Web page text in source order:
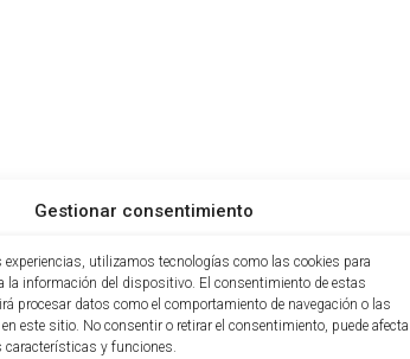
Gestionar consentimiento
experiencias, utilizamos tecnologías como las cookies para
la información del dispositivo. El consentimiento de estas
procesar datos como el comportamiento de navegación o las
este sitio. No consentir o retirar el consentimiento, puede
características y funciones.